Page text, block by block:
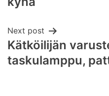
Next post
Kätköilijän
taskulamppu,